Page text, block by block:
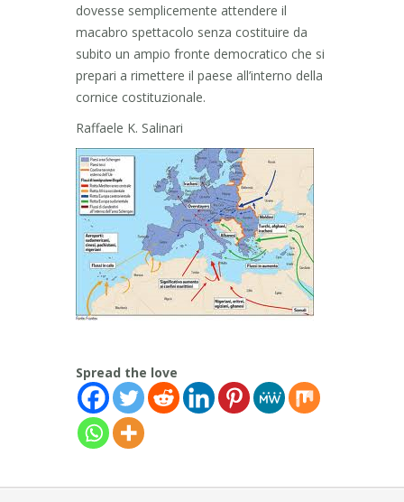
dovesse semplicemente attendere il
macabro spettacolo senza costituire da
subito un ampio fronte democratico che si
prepari a rimettere il paese all’interno della
cornice costituzionale.
Raffaele K. Salinari
Spread the love